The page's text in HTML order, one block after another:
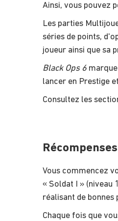
Ainsi, vous pouvez
Les parties
séries de points,
joueur ainsi que sa
Black Ops 6
lancer en Prestige
Consultez les
Vous commencez
« Soldat I » (niveau
réalisant de
Chaque fois que